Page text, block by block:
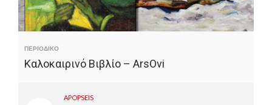
ΠΕΡΙΟΔΙΚΟ
Καλοκαιρινό Βιβλίο – ArsOvi
APOPSEIS